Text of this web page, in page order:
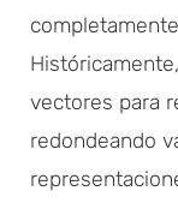
vectores para
redondeando